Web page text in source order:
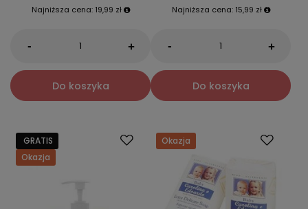
Najniższa cena: 19,99 zł
- +
Do koszyka
Najniższa cena: 15,99 zł
- +
Do koszyka
GRATIS
Okazja
Okazja